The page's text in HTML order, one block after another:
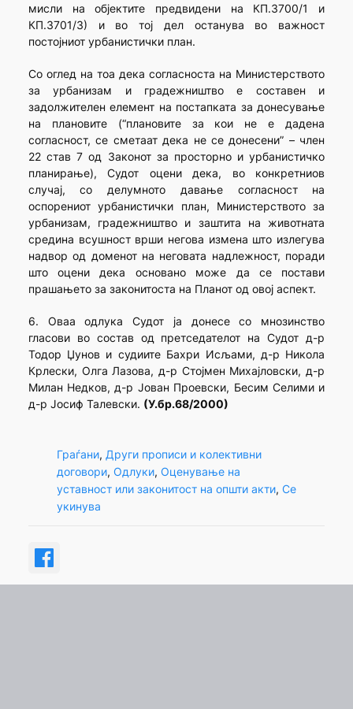
мисли на објектите предвидени на КП.3700/1 и
КП.3701/3) и во тој дел останува во важност
постојниот урбанистички план.
Со оглед на тоа дека согласноста на Министерството
за урбанизам и градежништво е составен и
задолжителен елемент на постапката за донесување
на плановите (“плановите за кои не е дадена
согласност, се сметаат дека не се донесени” – член
22 став 7 од Законот за просторно и урбанистичко
планирање), Судот оцени дека, во конкретниов
случај, со делумното давање согласност на
оспорениот урбанистички план, Министерството за
урбанизам, градежништво и заштита на животната
средина всушност врши негова измена што излегува
надвор од доменот на неговата надлежност, поради
што оцени дека основано може да се постави
прашањето за законитоста на Планот од овој аспект.
6. Оваа одлука Судот ја донесе со мнозинство
гласови во состав од претседателот на Судот д-р
Тодор Џунов и судиите Бахри Исљами, д-р Никола
Крлески, Олга Лазова, д-р Стојмен Михајловски, д-р
Милан Недков, д-р Јован Проевски, Бесим Селими и
д-р Јосиф Талевски. (У.бр.68/2000)
Граѓани, Други прописи и колективни
договори, Одлуки, Оценување на
уставност или законитост на општи акти, Се
укинува